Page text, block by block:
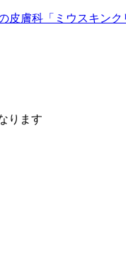
ります